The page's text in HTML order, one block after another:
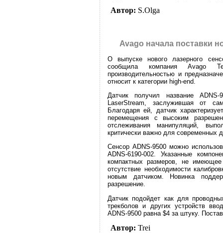
Автор: S.Olga
Avago начала поставки
О выпуске нового лазерного
сообщила компания Avago
производительностью и
относит к категории high-end.
Датчик получил название ADNS-
LaserStream, заслужившая от
Благодаря ей, датчик
перемещения с высоким
отслеживания манипуляций,
критически важно для современных
Сенсор ADNS-9500 можно
ADNS-6190-002. Указанные
компактных размеров, не
отсутствие необходимости
новым датчиком. Новинка
разрешение.
Датчик подойдет как для
трекболов и других устройств
ADNS-9500 равна $4 за штуку.
Автор: Trei